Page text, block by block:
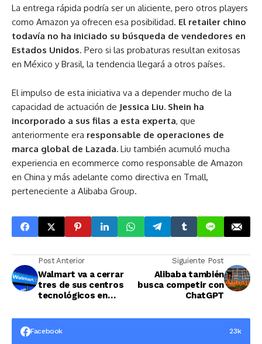
La entrega rápida podría ser un aliciente, pero otros players
como Amazon ya ofrecen esa posibilidad. El retailer chino
todavía no ha iniciado su búsqueda de vendedores en
Estados Unidos. Pero si las probaturas resultan exitosas
en México y Brasil, la tendencia llegará a otros países.
El impulso de esta iniciativa va a depender mucho de la
capacidad de actuación de Jessica Liu. Shein ha
incorporado a sus filas a esta experta, que
anteriormente era responsable de operaciones de
marca global de Lazada. Liu también acumuló mucha
experiencia en ecommerce como responsable de Amazon
en China y más adelante como directiva en Tmall,
perteneciente a Alibaba Group.
Post Anterior
Walmart va a cerrar
tres de sus centros
tecnológicos en
Siguiente Post
Alibaba también
busca competir con
ChatGPT
Facebook 23k